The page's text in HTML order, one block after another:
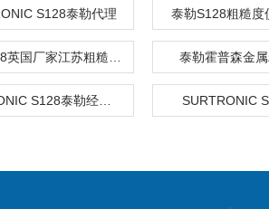
S128泰勒代理 泰勒S128粗糙度
泰勒霍普森金
SURTRONIC